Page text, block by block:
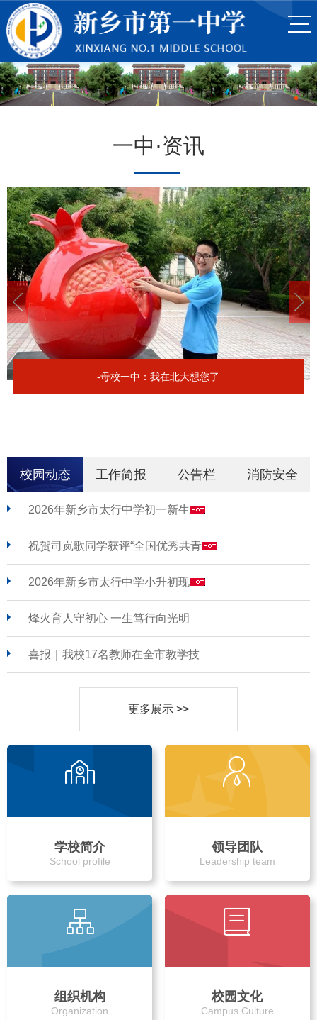
一中·资讯
-母校一中：我在北大想您了
校园动态 工作简报 公告栏 消防安全
2026年新乡市太行中学初一新生
祝贺司岚歌同学获评“全国优秀共青
2026年新乡市太行中学小升初现
烽火育人守初心 一生笃行向光明
喜报｜我校17名教师在全市教学技
更多展示 >>
学校简介
School profile
领导团队
Leadership team
组织机构
Organization
校园文化
Campus Culture